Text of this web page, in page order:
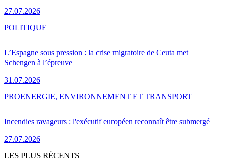
27.07.2026
L’Espagne sous pression : la crise migratoire de Ceuta met
Schengen à l’épreuve
31.07.2026
POLITIQUE
Incendies ravageurs : l'exécutif européen reconnaît être submergé
27.07.2026
PROENERGIE, ENVIRONNEMENT ET TRANSPORT
LES PLUS RÉCENTS